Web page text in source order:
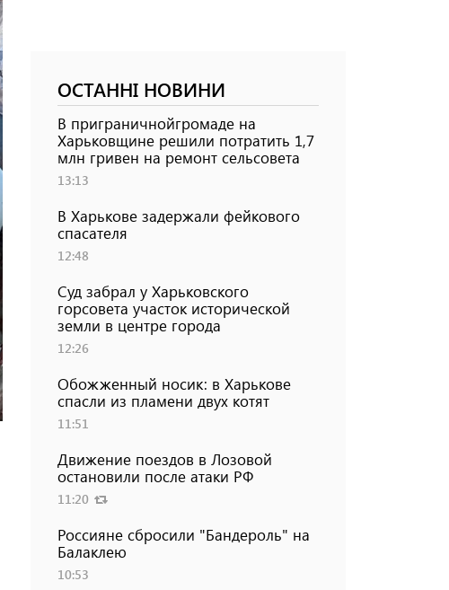
ОСТАННІ НОВИНИ
В приграничнойгромаде на
Харьковщине решили потратить 1,7
млн ​​гривен на ремонт сельсовета
13:13
В Харькове задержали фейкового
спасателя
12:48
Суд забрал у Харьковского
горсовета участок исторической
земли в центре города
12:26
Обожженный носик: в Харькове
спасли из пламени двух котят
11:51
Движение поездов в Лозовой
остановили после атаки РФ
11:20
Россияне сбросили "Бандероль" на
Балаклею
10:53